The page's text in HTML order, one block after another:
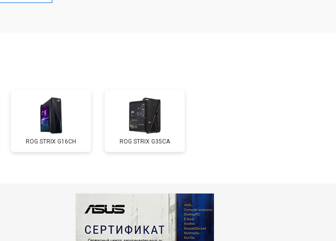
от 60 мин от 1500 ₽
от 60 мин от 2700 ₽
ROG STRIX G16CH ROG STRIX G35CA